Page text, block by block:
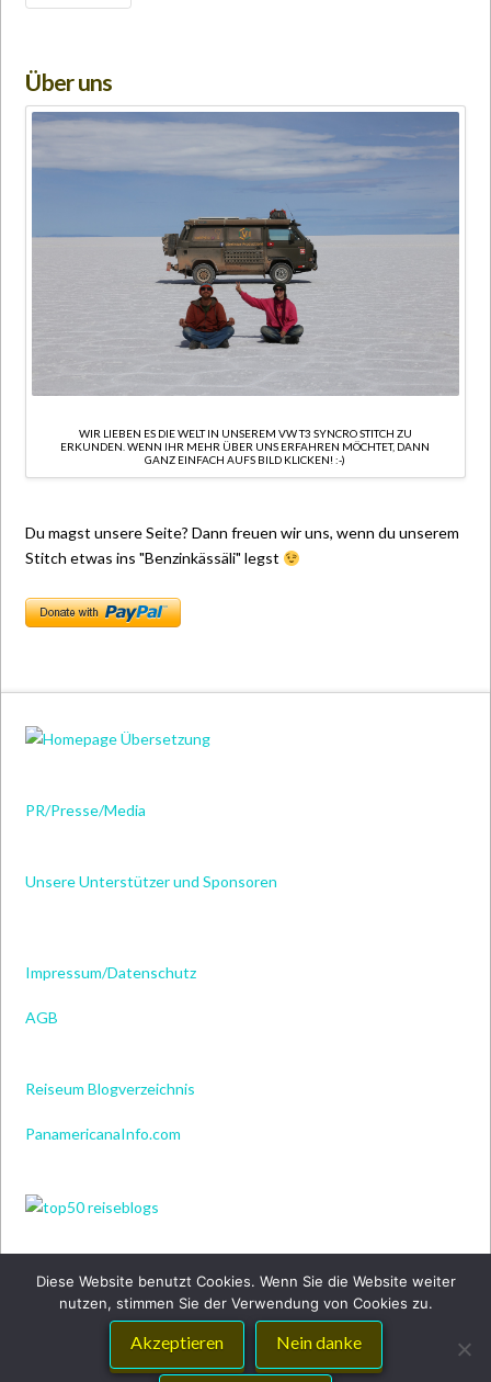
Über uns
WIR LIEBEN ES DIE WELT IN UNSEREM VW T3 SYNCRO STITCH ZU
ERKUNDEN. WENN IHR MEHR ÜBER UNS ERFAHREN MÖCHTET, DANN
GANZ EINFACH AUFS BILD KLICKEN! :-)
Du magst unsere Seite? Dann freuen wir uns, wenn du unserem
Stitch etwas ins "Benzinkässäli" legst
PR/Presse/Media
Unsere Unterstützer und Sponsoren
Impressum/Datenschutz
AGB
Reiseum Blogverzeichnis
PanamericanaInfo.com
Diese Website benutzt Cookies. Wenn Sie die Website weiter
nutzen, stimmen Sie der Verwendung von Cookies zu.
Akzeptieren Nein danke